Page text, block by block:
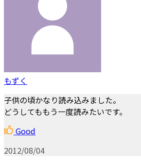
もずく
子供の頃かなり読み込みました。
どうしてももう一度読みたいです。
Good
2012/08/04